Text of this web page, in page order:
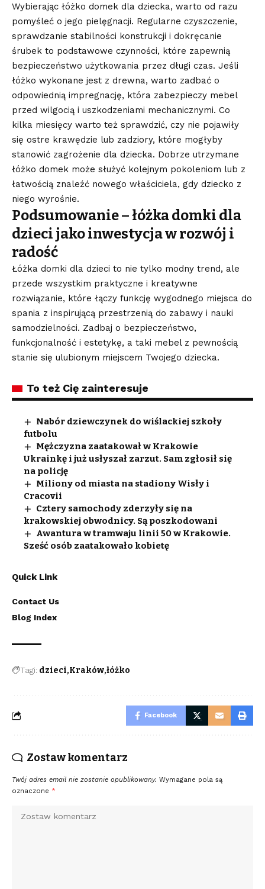
Wybierając łóżko domek dla dziecka, warto od razu
pomyśleć o jego pielęgnacji. Regularne czyszczenie,
sprawdzanie stabilności konstrukcji i dokręcanie
śrubek to podstawowe czynności, które zapewnią
bezpieczeństwo użytkowania przez długi czas. Jeśli
łóżko wykonane jest z drewna, warto zadbać o
odpowiednią impregnację, która zabezpieczy mebel
przed wilgocią i uszkodzeniami mechanicznymi. Co
kilka miesięcy warto też sprawdzić, czy nie pojawiły
się ostre krawędzie lub zadziory, które mogłyby
stanowić zagrożenie dla dziecka. Dobrze utrzymane
łóżko domek może służyć kolejnym pokoleniom lub z
łatwością znaleźć nowego właściciela, gdy dziecko z
niego wyrośnie.
Podsumowanie – łóżka domki dla
dzieci jako inwestycja w rozwój i
radość
Łóżka domki dla dzieci to nie tylko modny trend, ale
przede wszystkim praktyczne i kreatywne
rozwiązanie, które łączy funkcję wygodnego miejsca do
spania z inspirującą przestrzenią do zabawy i nauki
samodzielności. Zadbaj o bezpieczeństwo,
funkcjonalność i estetykę, a taki mebel z pewnością
stanie się ulubionym miejscem Twojego dziecka.
To też Cię zainteresuje
Nabór dziewczynek do wiślackiej szkoły
futbolu
Mężczyzna zaatakował w Krakowie
Ukrainkę i już usłyszał zarzut. Sam zgłosił się
na policję
Miliony od miasta na stadiony Wisły i
Cracovii
Cztery samochody zderzyły się na
krakowskiej obwodnicy. Są poszkodowani
Awantura w tramwaju linii 50 w Krakowie.
Sześć osób zaatakowało kobietę
Quick Link
Contact Us
Blog Index
Tagi: dzieci Kraków łóżko
Facebook
Zostaw komentarz
Twój adres email nie zostanie opublikowany. Wymagane pola są
oznaczone *